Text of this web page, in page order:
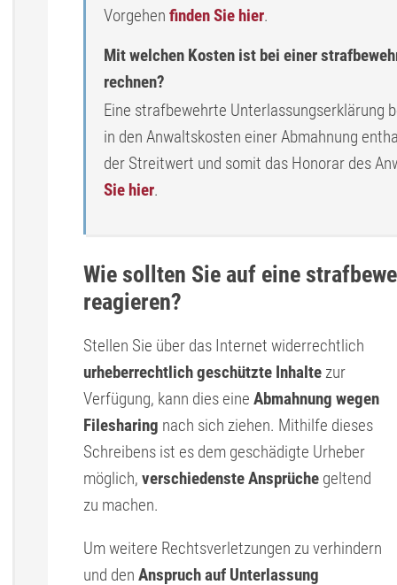
Vorgehen finden Sie hier.
Mit welchen Kosten ist bei einer
rechnen?
Eine strafbewehrte Unterlassungserklärung
in den Anwaltskosten einer Abmahnung
der Streitwert und somit das Honorar des
Sie hier.
Wie sollten Sie auf eine
reagieren?
Stellen Sie über das Internet widerrechtlich
urheberrechtlich geschützte Inhaltezur
Verfügung, kann dies eine Abmahnung wegen
Filesharing nach sich ziehen. Mithilfe dieses
Schreibens ist es dem geschädigte Urheber
möglich, verschiedenste Ansprüche geltend
zu machen.
Um weitere Rechtsverletzungen zu verhindern
und den Anspruch auf Unterlassung